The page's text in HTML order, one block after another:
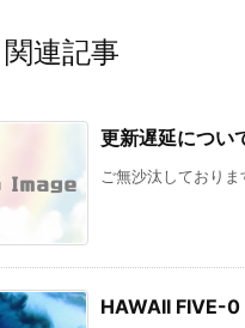
関連記事
更新遅延につい
ご無沙汰しており
HAWAII FIVE-0